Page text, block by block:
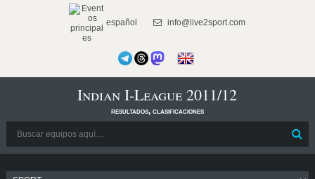
español info@live2sport.com
Indian I-League 2011/12
resultados, clasificaciones